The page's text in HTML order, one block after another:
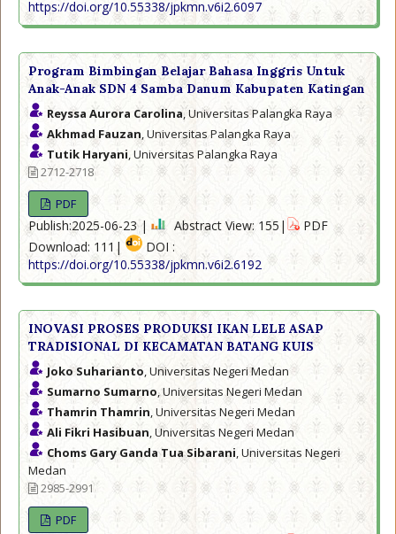
https://doi.org/10.55338/jpkmn.v6i2.6097
Program Bimbingan Belajar Bahasa Inggris Untuk
Anak-Anak SDN 4 Samba Danum Kabupaten Katingan
Reyssa Aurora Carolina, Universitas Palangka Raya
Akhmad Fauzan, Universitas Palangka Raya
Tutik Haryani, Universitas Palangka Raya
2712-2718
PDF
Publish:2025-06-23 | Abstract View: 155|
PDF
Download: 111|
DOI :
https://doi.org/10.55338/jpkmn.v6i2.6192
INOVASI PROSES PRODUKSI IKAN LELE ASAP
TRADISIONAL DI KECAMATAN BATANG KUIS
Joko Suharianto, Universitas Negeri Medan
Sumarno Sumarno, Universitas Negeri Medan
Thamrin Thamrin, Universitas Negeri Medan
Ali Fikri Hasibuan, Universitas Negeri Medan
Choms Gary Ganda Tua Sibarani, Universitas Negeri
Medan
2985-2991
PDF